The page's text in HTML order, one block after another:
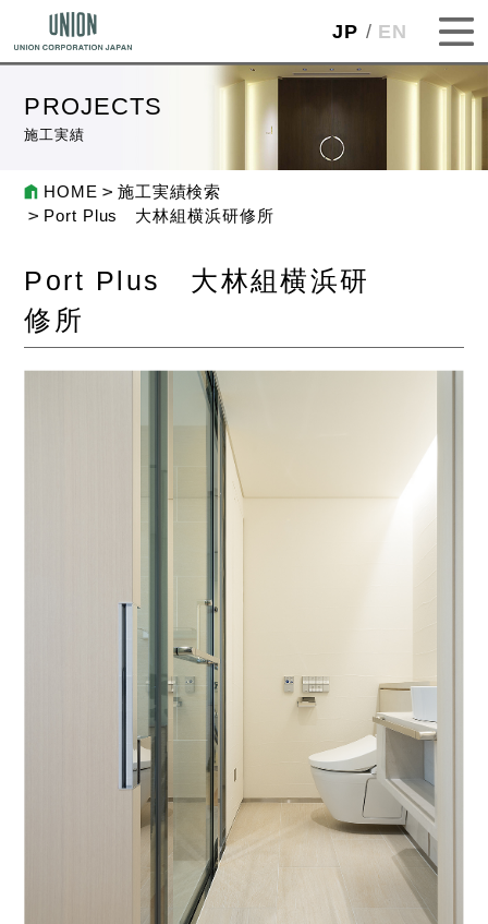
JP EN
PROJECTS
施工実績
HOME
施工実績検索
Port Plus 大林組横浜研修所
Port Plus 大林組横浜研
修所